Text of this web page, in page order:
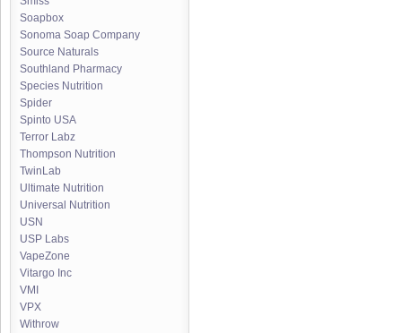
Soapbox
Sonoma Soap Company
Source Naturals
Southland Pharmacy
Species Nutrition
Spider
Spinto USA
Terror Labz
Thompson Nutrition
TwinLab
Ultimate Nutrition
Universal Nutrition
USN
USP Labs
VapeZone
Vitargo Inc
VMI
VPX
Withrow